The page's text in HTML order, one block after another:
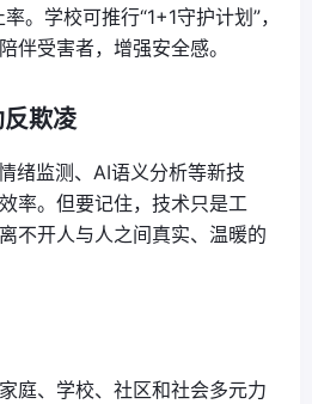
。学校可推行“1+1守护计划”，
伴受害者，增强安全感。
欺凌
绪监测、AI语义分析等新技
率。但要记住，技术只是工
不开人与人之间真实、温暖的
庭、学校、社区和社会多元力